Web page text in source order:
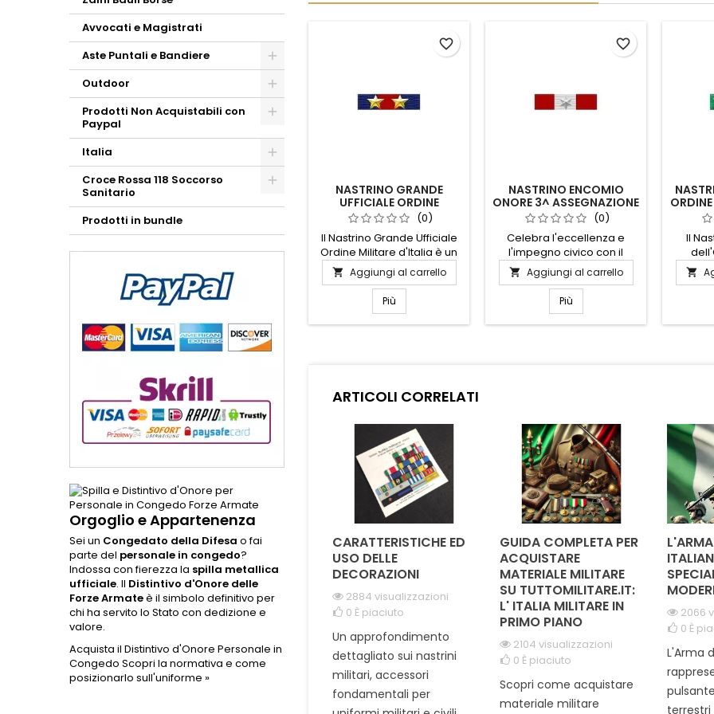
Avvocati e Magistrati
Aste Puntali e Bandiere
Outdoor
Prodotti Non Acquistabili con
Paypal
Italia
Croce Rossa 118 Soccorso
Sanitario
Prodotti in bundle
Orgoglio e Appartenenza
Sei un Congedato della Difesa o fai
parte del personale in congedo?
Indossa con fierezza la spilla metallica
ufficiale. Il Distintivo d'Onore delle
Forze Armateè il simbolo definitivo per
chi ha servito lo Stato con dedizione e
valore.
Acquista il Distintivo d'Onore Personale in
Congedo Scopri la normativa e come
posizionarlo sull'uniforme »
NASTRINO GRANDE
UFFICIALE ORDINE
MILITARE D'ITALIA
(0)
Il Nastrino Grande Ufficiale
Ordine Militare d'Italia è un
simbolo di prestigio e
onore, riservato a chi ha
dimostrato eccezionale
valore e dedizione al
servizio militare. Realizzato
meriti straordinari. Il suo
lo rende perfetto per...
 Aggiungi al carrello
Più
favorite_border
NASTRINO ENCOMIO
ONORE 3^ ASSEGNAZIONE
CONSIGLIO COMUNALE
PUGLIA
(0)
Celebra l'eccellenza e
l'impegno civico con il
Nastrino Encomio Onore 3^
Assegnazione del Consiglio
Comunale Puglia. Questo
distintivo prestigioso
rappresenta un
merito, perfetto per
essere...
 Aggiungi al carrello
Più
favorite_border
Il
con sé

ARTICOLI CORRELATI
LE
ORIGINALI
?
1955 visualizzazioni
come riconoscere
medaglia originale
QUAL È LA DIFFERENZA
TRA LA CORDURA
1000D E IL NYLON NEI
PORTA CARICATORI E
ZAINI TATTICI ?
0È piaciuto
Scopri perché la Cordura
CARATTERISTICHE ED
USO DELLE
DECORAZIONI
2884 visualizzazioni
0 È piaciuto
Un approfondimento
dettagliato sui nastrini
militari, accessori
fondamentali per
GUIDA COMPLETA PER
ACQUISTARE
MATERIALE MILITARE
SU TUTTOMILITARE.IT:
L' ITALIA MILITARE IN
PRIMO PIANO
2104 visualizzazioni
0 È piaciuto
Scopri come acquistare
materiale militare
2066
0 È
L'Arma
terrestri